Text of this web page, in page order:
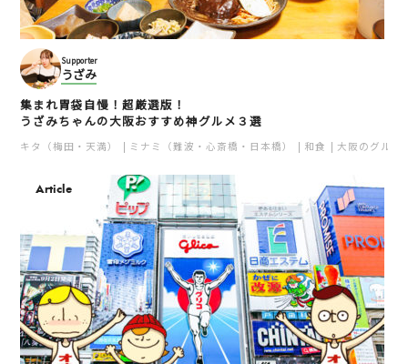
Supporter
うざみ
集まれ胃袋自慢！超厳選版！
うざみちゃんの大阪おすすめ神グルメ３選
キタ（梅田・天満） ミナミ（難波・心斎橋・日本橋） 和食 大阪のグルメ
Article